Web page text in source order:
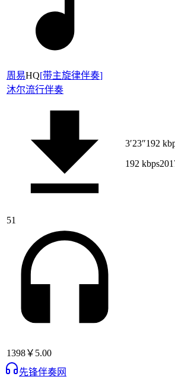
周易HQ[带主旋律伴奏]
沐尔流行伴奏
51
1398￥5.00
3′23″192
192 kbps
先锋伴奏网